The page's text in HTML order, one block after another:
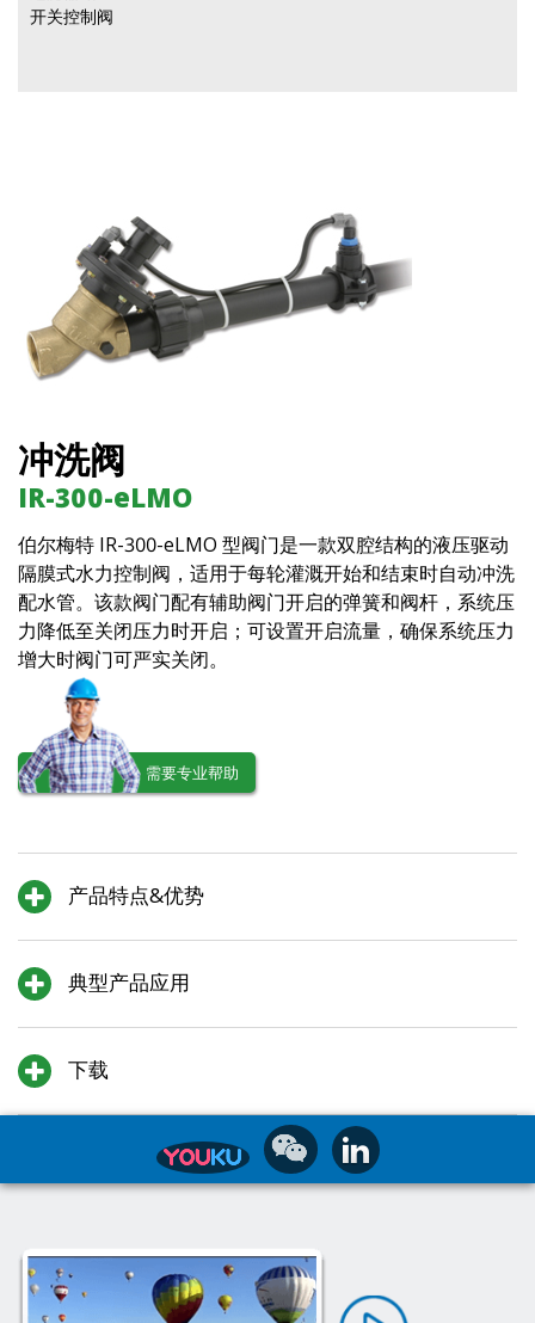
开关控制阀
冲洗阀
IR-300-eLMO
伯尔梅特 IR-300-eLMO 型阀门是一款双腔结构的液压驱动
隔膜式水力控制阀，适用于每轮灌溉开始和结束时自动冲洗
配水管。该款阀门配有辅助阀门开启的弹簧和阀杆，系统压
力降低至关闭压力时开启；可设置开启流量，确保系统压力
增大时阀门可严实关闭。
需要专业帮助
产品特点&优势
典型产品应用
下载